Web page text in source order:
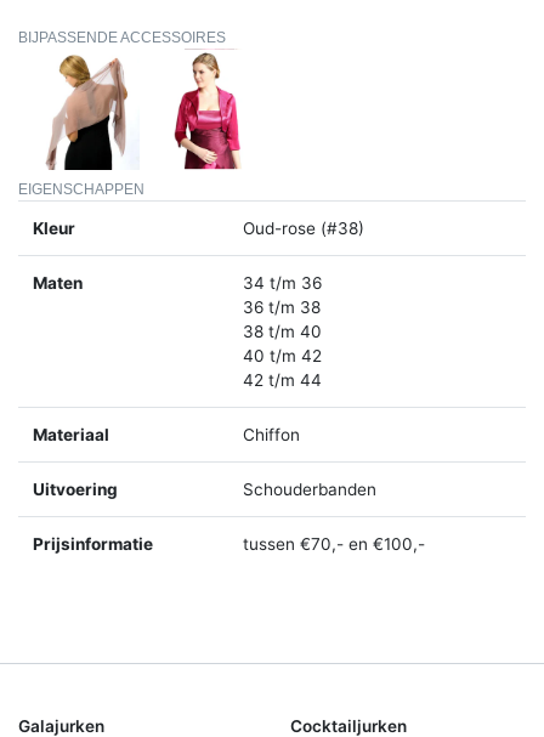
BIJPASSENDE ACCESSOIRES
EIGENSCHAPPEN
Kleur Oud-rose (#38)
Maten
34 t/m 36
36 t/m 38
38 t/m 40
40 t/m 42
42 t/m 44
Materiaal Chiffon
Uitvoering Schouderbanden
Prijsinformatie tussen €70,- en €100,-
Galajurken Cocktailjurken